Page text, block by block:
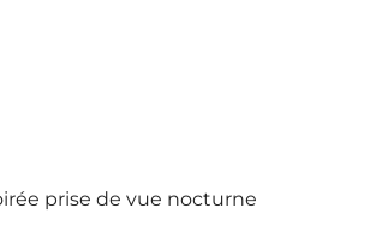
prise de vue nocturne